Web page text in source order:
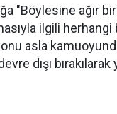
"Böylesine ağır
ilgili
asla
dışı